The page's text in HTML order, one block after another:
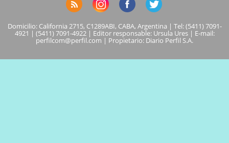
Domicilio: California 2715, C1289ABI, CABA, Argentina | Tel: (5411) 7091-
4921 | (5411) 7091-4922 | Editor responsable: Ursula Ures | E-mail:
perfilcom@perfil.com | Propietario: Diario Perfil S.A.